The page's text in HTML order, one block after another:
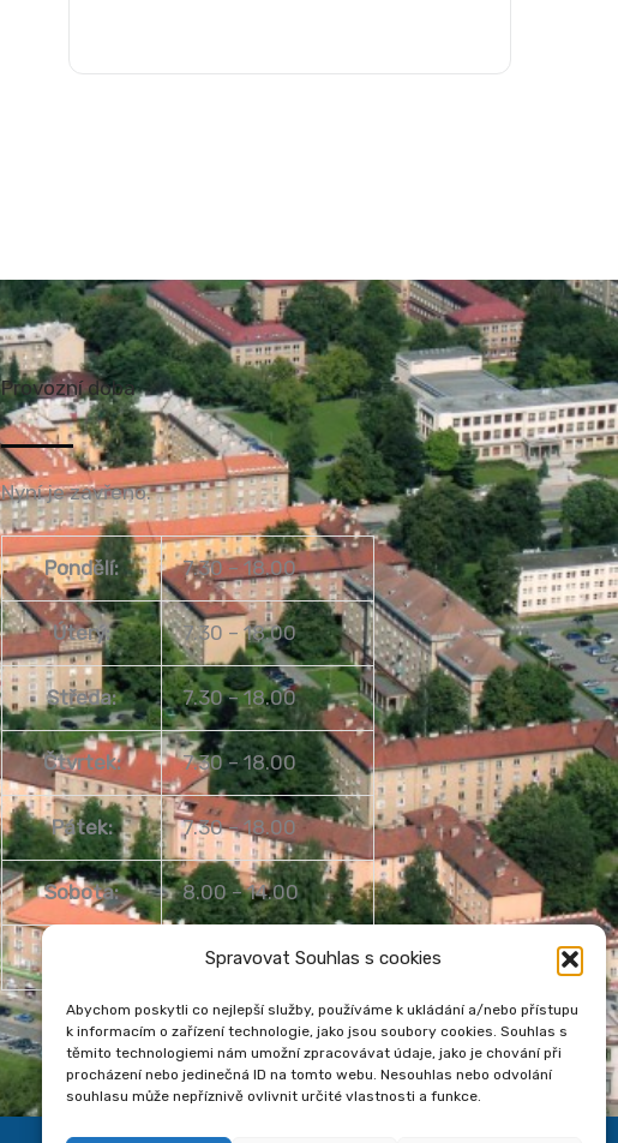
Spravovat Souhlas s cookies
Abychom poskytli co nejlepší služby, používáme k ukládání a/nebo přístupu
k informacím o zařízení technologie, jako jsou soubory cookies. Souhlas s
těmito technologiemi nám umožní zpracovávat údaje, jako je chování při
procházení nebo jedinečná ID na tomto webu. Nesouhlas nebo odvolání
souhlasu může nepříznivě ovlivnit určité vlastnosti a funkce.
Provozní doba
Nyní je zavřeno.
Pondělí: 7.30 – 18.00
Úterý: 7.30 – 18.00
Středa: 7.30 – 18.00
Čtvrtek: 7.30 – 18.00
Pátek: 7.30 – 18.00
Sobota: 8.00 – 14.00
Zavřeno